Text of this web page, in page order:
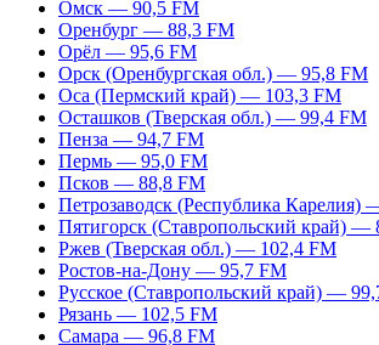
Омск — 90,5 FM
Оренбург — 88,3 FM
Орёл — 95,6 FM
Орск (Оренбургская обл.) — 95,8 FM
Оса (Пермский край) — 103,3 FM
Осташков (Тверская обл.) — 99,4 FM
Пенза — 94,7 FM
Пермь — 95,0 FM
Псков — 88,8 FM
Петрозаводск (Республика Карелия)
Пятигорск (Ставропольский край) —
Ржев (Тверская обл.) — 102,4 FM
Ростов-на-Дону — 95,7 FM
Русское (Ставропольский край) —
Рязань — 102,5 FM
Самара — 96,8 FM